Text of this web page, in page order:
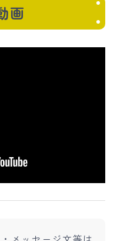
画